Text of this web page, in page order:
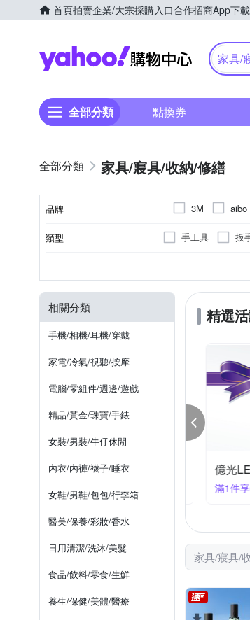
首頁拍賣企業/大宗採購入口合作招商App下載
Yahoo購
家具/
全部分類 點換券
家具/寢具/收納/修繕
品牌 3M aibo
Honeywell
Xiaomi 小米
類型 手工具 扳
收納箱/收納盒
氣壓灑水器
浴巾
複合
相關分類
手機/相機/耳機/穿戴
家電/冷氣/視聽/按摩
電腦/零組件/週邊/遊戲
精品/黃金/珠寶/手錶
女裝/男裝/牛仔休閒
內衣/內褲/襪子/睡衣
女鞋/男鞋/包包/行李箱
醫美/保養/彩妝/香水
日用清潔/洗沐/美髮
食品/飲料/零食/生鮮
養生/保健/美體/醫療
精選
痕收納♦限時享83折(快倉) 億光
滿1件
家具/寢具/